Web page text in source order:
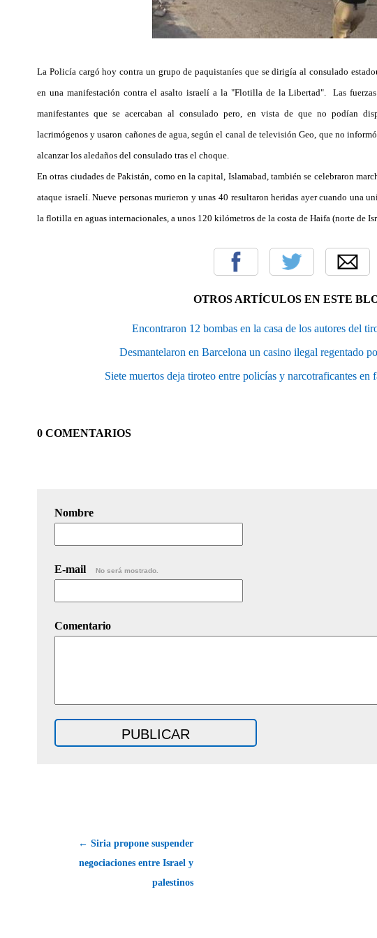
La Policía cargó hoy contra un grupo de paquistaníes que se dirigía al consulado
en una manifestación contra el asalto israelí a la "Flotilla de la Libertad". Las
manifestantes que se acercaban al consulado pero, en vista de que no podían
lacrimógenos y usaron cañones de agua, según el canal de televisión Geo, que no
alcanzar los aledaños del consulado tras el choque.
En otras ciudades de Pakistán, como en la capital, Islamabad, también se celebraron
ataque israelí. Nueve personas murieron y unas 40 resultaron heridas ayer cuando una
la flotilla en aguas internacionales, a unos 120 kilómetros de la costa de Haifa (norte de
OTROS ARTÍCULOS EN ESTE
Encontraron 12 bombas en la casa de los autores del
Desmantelaron en Barcelona un casino ilegal regentado
Siete muertos deja tiroteo entre policías y narcotraficantes en
0 COMENTARIOS
Nombre
E-mail No será mostrado.
Comentario
← Siria propone suspender
negociaciones entre Israel y
palestinos